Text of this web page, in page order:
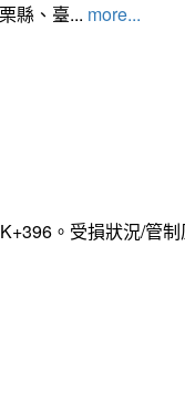
縣、臺... more...
。受損狀況/管